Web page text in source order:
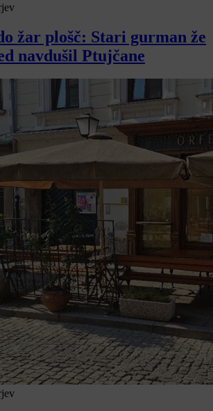
žar plošč: Stari gurman že
navdušil Ptujčane